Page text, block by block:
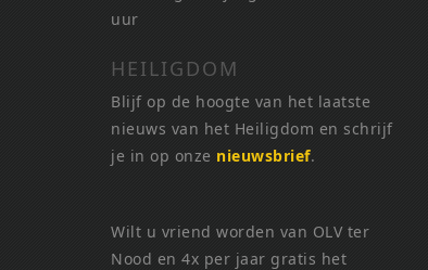
uur
HEILIGDOM
Blijf op de hoogte van het laatste
nieuws van het Heiligdom en schrijf
je in op onze nieuwsbrief.
Wilt u vriend worden van OLV ter
Nood en 4x per jaar gratis het